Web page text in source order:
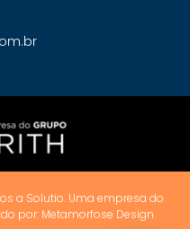
a Solutio. Uma empresa do
por: Metamorfose Design